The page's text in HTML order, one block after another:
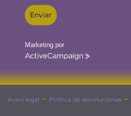
Enviar
Marketing por
ActiveCampaign
Aviso legal – Política de devoluciones –